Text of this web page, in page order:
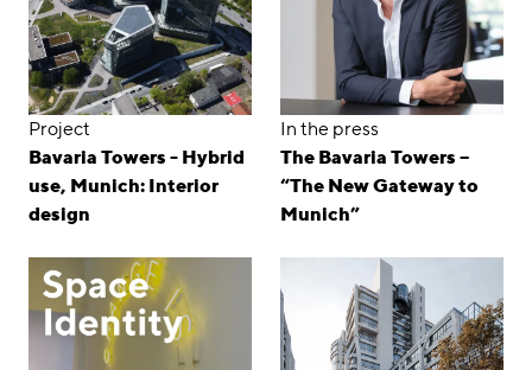
Project
Bavaria Towers - Hybrid
use, Munich: Interior
design
In the press
The Bavaria Towers –
“The New Gateway to
Munich”